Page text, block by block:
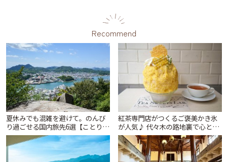
Recommend
夏休みでも混雑を避けて。のんび
り過ごせる国内旅先6選【ことりっ
ぷ編集部おすすめ】 | ことりっぷ
紅茶専門店がつくるご褒美かき氷
が人気♪ 代々木の路地裏で心とき
めくひんやり時間「ティー スイー
ツ ラボ コンテナート」 | ことりっ
ぷ